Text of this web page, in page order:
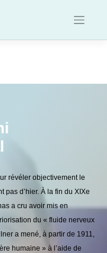
révéler objectivement le
pas d’hier. À la fin du XIXe
a cru avoir mis en
du « fluide nerveux
a mené, à partir de 1911,
humaine » à l’aide de